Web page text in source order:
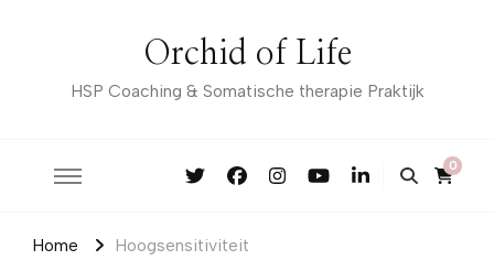
Orchid of Life
HSP Coaching & Somatische therapie Praktijk
0
Home Hoogsensitiviteit